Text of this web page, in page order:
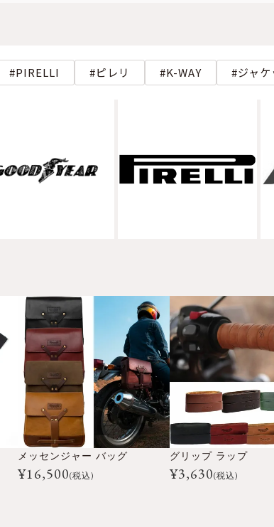
PIRELLI ピレリ K-WAY ジャ
メッセンジャー バッグ
¥16,500(税込)
グリップ ラップ
¥3,630(税込)